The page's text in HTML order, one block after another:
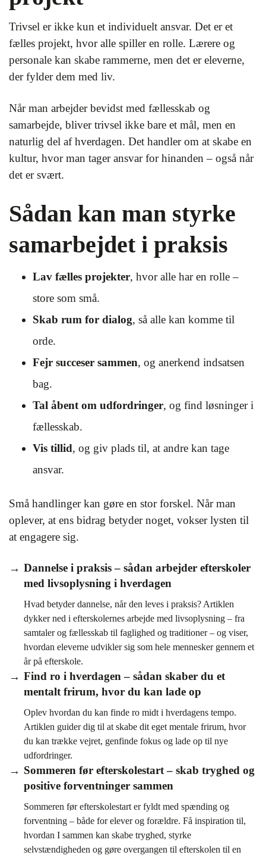
Trivsel er ikke kun et individuelt ansvar. Det er et
fælles projekt, hvor alle spiller en rolle. Lærere og
personale kan skabe rammerne, men det er eleverne,
der fylder dem med liv.
Når man arbejder bevidst med fællesskab og
samarbejde, bliver trivsel ikke bare et mål, men en
naturlig del af hverdagen. Det handler om at skabe en
kultur, hvor man tager ansvar for hinanden – også når
det er svært.
Sådan kan man styrke
samarbejdet i praksis
Lav fælles projekter, hvor alle har en rolle –
store som små.
Skab rum for dialog, så alle kan komme til
orde.
Fejr succeser sammen, og anerkend indsatsen
bag.
Tal åbent om udfordringer, og find løsninger i
fællesskab.
Vis tillid, og giv plads til, at andre kan tage
ansvar.
Små handlinger kan gøre en stor forskel. Når man
oplever, at ens bidrag betyder noget, vokser lysten til
at engagere sig.
Dannelse i praksis – sådan arbejder efterskoler
med livsoplysning i hverdagen
Hvad betyder dannelse, når den leves i praksis? Artiklen
dykker ned i efterskolernes arbejde med livsoplysning – fra
samtaler og fællesskab til faglighed og traditioner – og viser,
hvordan eleverne udvikler sig som hele mennesker gennem et
år på efterskole.
Find ro i hverdagen – sådan skaber du et
mentalt frirum, hvor du kan lade op
Oplev hvordan du kan finde ro midt i hverdagens tempo.
Artiklen guider dig til at skabe dit eget mentale frirum, hvor
du kan trække vejret, genfinde fokus og lade op til nye
udfordringer.
Sommeren før efterskolestart – skab tryghed og
positive forventninger sammen
Sommeren før efterskolestart er fyldt med spænding og
forventning – både for elever og forældre. Få inspiration til,
hvordan I sammen kan skabe tryghed, styrke
selvstændigheden og gøre overgangen til efterskolen til en